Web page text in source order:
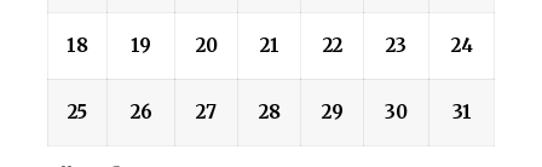
18 19 20 21 22 23 24
25 26 27 28 29 30 31